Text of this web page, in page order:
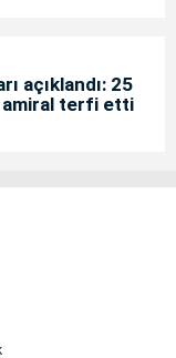
açıklandı: 25
amiral terfi etti